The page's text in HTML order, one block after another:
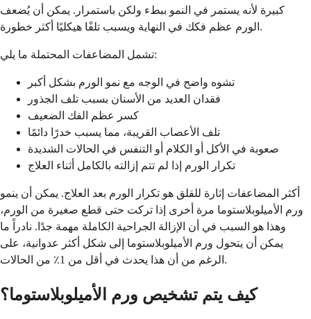
كبيرة لأنه يستمر في النمو ببطء ولكن باستمرار. يمكن أن يُضعف
الورم عظم فكك في النهاية ويسبب تلفًا هيكليًا أكثر خطورة.
تشمل المضاعفات المحتملة ما يلي:
تشوه واضح في الوجه مع نمو الورم بشكل أكبر
فقدان العديد من الأسنان بسبب تلف الجذور
كسر عظم الفك الضعيف
تلف الأعصاب القريبة، مما يسبب خدرًا دائمًا
صعوبة في الأكل أو الكلام أو التنفس في الحالات الشديدة
تكرار الورم إذا لم تتم إزالته بالكامل أثناء العلاج
أكثر المضاعفات إثارة للقلق هو تكرار الورم بعد العلاج. يمكن أن ينمو
ورم الأميلوبلاستوما مرة أخرى إذا تركت حتى قطع صغيرة من الورم،
وهذا هو السبب في أن الإزالة الجراحية الكاملة مهمة جدًا. نادراً ما
يمكن أن يتحول ورم الأميلوبلاستوما إلى شكل أكثر عدوانية، على
الرغم من أن هذا يحدث في أقل من 1٪ من الحالات.
كيف يتم تشخيص ورم الأميلوبلاستوما؟